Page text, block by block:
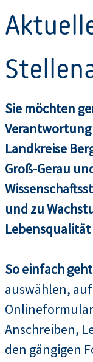
Sie möchten
Verantwortung
Landkreise
Groß-Gerau
und zu
So einfach
auswählen,
Anschreiben,
den gängigen